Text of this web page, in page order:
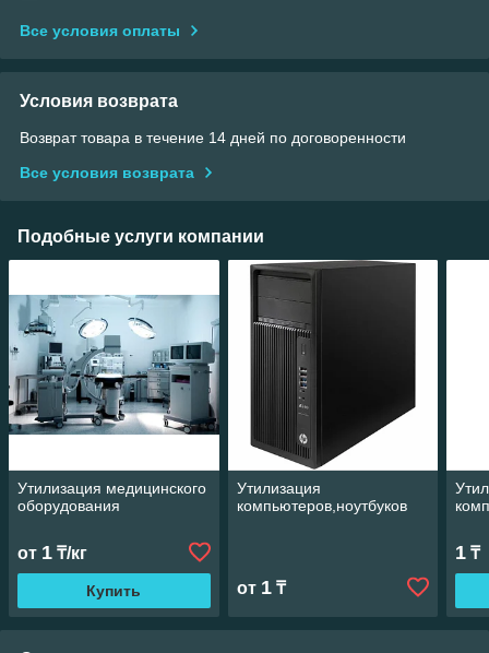
Все условия оплаты
Условия возврата
Возврат товара в течение 14 дней по договоренности
Все условия возврата
Подобные услуги компании
Утилизация медицинского
оборудования
от 1 ₸/кг
Купить
Утилизация
компьютеров,ноутбуков
от 1₸
1 ₸